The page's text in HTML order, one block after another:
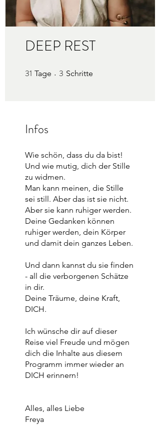
DEEP REST
31 Tage 31 Tage
3 Schritte
Infos
Wie schön, dass du da bist!
Und wie mutig, dich der Stille
zu widmen.
Man kann meinen, die Stille
sei still. Aber das ist sie nicht.
Aber sie kann ruhiger werden.
Deine Gedanken können
ruhiger werden, dein Körper
und damit dein ganzes Leben.
Und dann kannst du sie finden
- all die verborgenen Schätze
in dir.
Deine Träume, deine Kraft,
DICH.
Ich wünsche dir auf dieser
Reise viel Freude und mögen
dich die Inhalte aus diesem
Programm immer wieder an
DICH erinnern!
Alles, alles Liebe
Freya